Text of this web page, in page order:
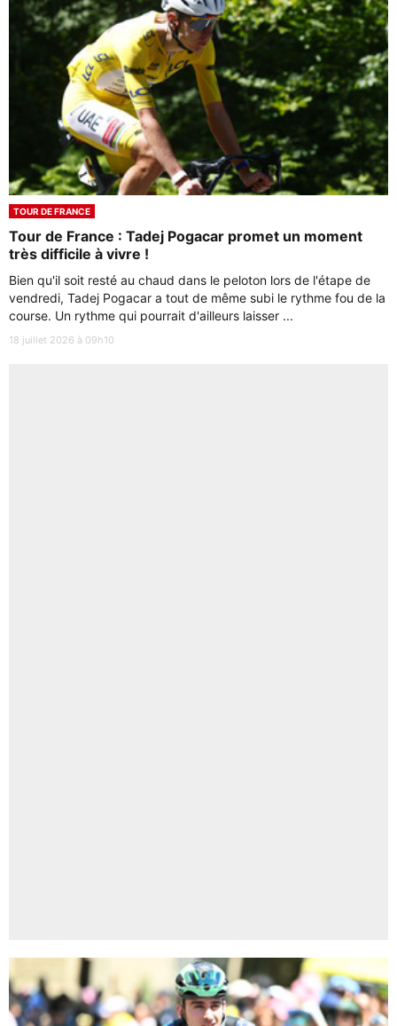
TOUR DE FRANCE
Tour de France : Tadej Pogacar promet un moment
très difficile à vivre !
Bien qu'il soit resté au chaud dans le peloton lors de l'étape de
vendredi, Tadej Pogacar a tout de même subi le rythme fou de la
course. Un rythme qui pourrait d'ailleurs laisser ...
18 juillet 2026 à 09h10